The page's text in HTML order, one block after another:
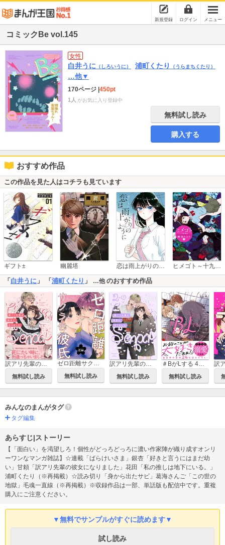
新規登録 ログイン メニュー
コミックBe vol.145
女性
白井うに （しろいうに） 浦町くたり （うらまちくたり）
…他▼
170ページ 450pt
1人 がお気に入り登録中
無料試し読み
購入する
おすすめ作品
この作品を見た人はコチラも見ています
ギフト± 幽麗塔 恋は雨上がりのように ヒメゴト～十九歳の制服～
「 白井うに 」 「 浦町くたり 」 …他のおすすめ作品
訳アリ先輩の彼女になりました
無料試し読み
ゼロ距離サクラ色彼氏
無料試し読み
訳アリ先輩の彼女になりました【分冊版】
無料試し読み
＃BがLする 4ページアンソロジー ～好きがあふれて止まらない！～
無料試し読み
みんなのまんがタグ
タグ編集
あらすじ|ストーリー
【「面白い」を渇望しろ！個性がどっろどっろに濃い作家陣が織り成すオンリ
ーワンなマンガ雑誌】☆連載「ばらけいさま」銀杏「好きと言うにはまだ幼
い」甘頼「訳アリ先輩の彼女になりました」花田「私の推しは地下にいる。」
浦町くたり（※再掲載）☆読み切り「身から出たサビ」葛海さんご「この世の
地獄」毛魂一直線（※再掲載）※収録作品は一部、単話版も配信中です。重複
購入にご注意ください。
▼無料でサンプルがすぐに読めます▼
試し読み